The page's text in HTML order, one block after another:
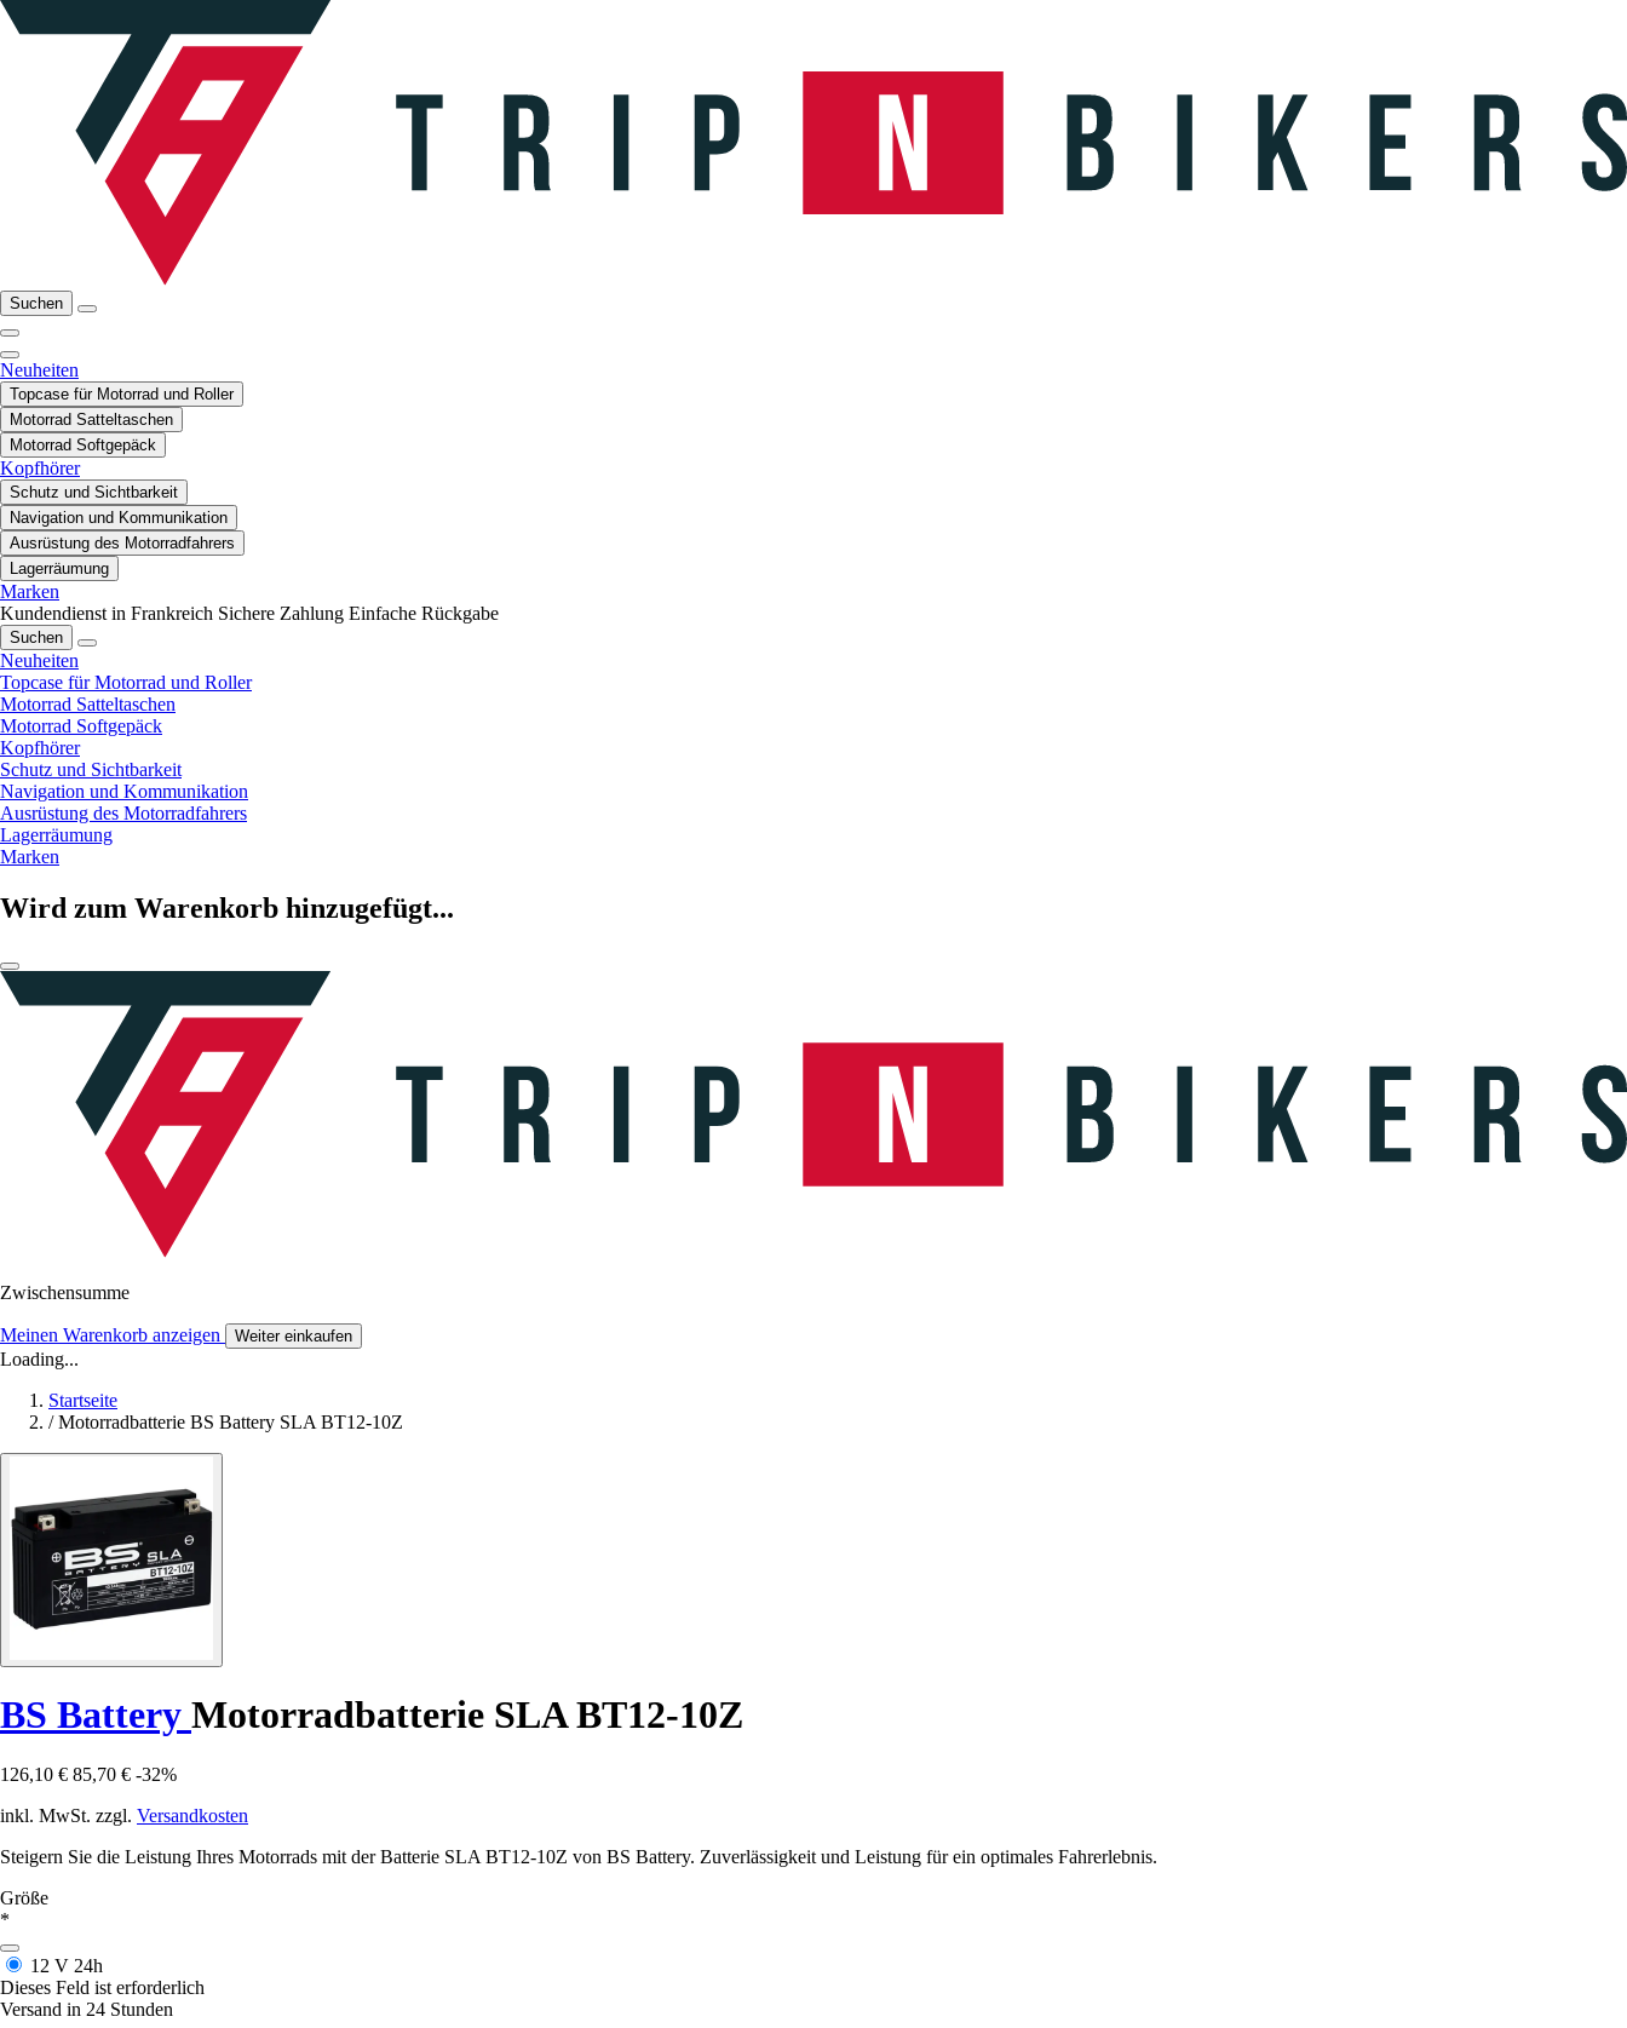
Suchen
Neuheiten
Topcase für Motorrad und Roller
Motorrad Satteltaschen
Motorrad Softgepäck
Kopfhörer
Schutz und Sichtbarkeit
Navigation und Kommunikation
Ausrüstung des Motorradfahrers
Lagerräumung
Marken
Kundendienst in Frankreich Sichere Zahlung Einfache Rückgabe
Suchen
Neuheiten
Topcase für Motorrad und Roller
Motorrad Satteltaschen
Motorrad Softgepäck
Kopfhörer
Schutz und Sichtbarkeit
Navigation und Kommunikation
Ausrüstung des Motorradfahrers
Lagerräumung
Marken
Wird zum Warenkorb hinzugefügt...
Zwischensumme
Meinen Warenkorb anzeigen Weiter einkaufen
Loading...
Startseite
/ Motorradbatterie BS Battery SLA BT12-10Z
BS Battery Motorradbatterie SLA BT12-10Z
126,10 € 85,70 € -32%
inkl. MwSt. zzgl. Versandkosten
Steigern Sie die Leistung Ihres Motorrads mit der Batterie SLA BT12-10Z von BS Battery. Zuverlässigkeit und Leistung für ein optimales Fahrerlebnis.
Größe
*
12 V 24h
Dieses Feld ist erforderlich
Versand in 24 Stunden